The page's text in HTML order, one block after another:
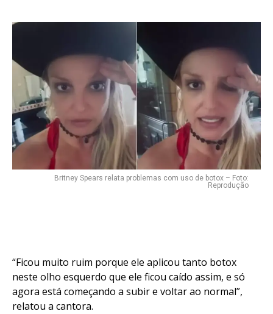
Britney Spears relata problemas com uso de botox – Foto:
Reprodução
“Ficou muito ruim porque ele aplicou tanto botox
neste olho esquerdo que ele ficou caído assim, e só
agora está começando a subir e voltar ao normal”,
relatou a cantora.
Flipboard
Reddit
Pinterest
Whatsapp
Email